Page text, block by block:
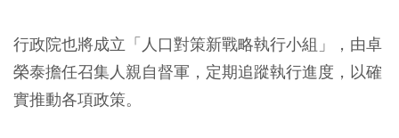
行政院也將成立「人口對策新戰略執行小組」，由卓
榮泰擔任召集人親自督軍，定期追蹤執行進度，以確
實推動各項政策。